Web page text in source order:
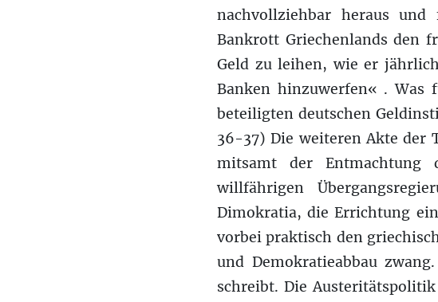
nachvollziehbar heraus und
Bankrott Griechenlands den
Geld zu leihen, wie er
Banken hinzuwerfen« . Was
beteiligten deutschen
36-37) Die weiteren Akte der
mitsamt der Entmachtung
willfährigen
Dimokratia, die Errichtung
vorbei praktisch den
und Demokratieabbau
schreibt. Die